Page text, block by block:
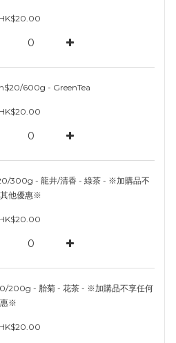
600g - GreenTea
300g - 龍井/清香 - 綠茶 - ※加購品不
他優惠※
200g - 胎菊 - 花茶 - ※加購品不享任何
惠※